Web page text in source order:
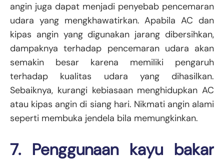
angin juga dapat menjadi penyebab pencemaran
udara yang mengkhawatirkan. Apabila AC dan
kipas angin yang digunakan jarang dibersihkan,
dampaknya terhadap pencemaran udara akan
semakin besar karena memiliki pengaruh
terhadap kualitas udara yang dihasilkan.
Sebaiknya, kurangi kebiasaan menghidupkan AC
atau kipas angin di siang hari. Nikmati angin alami
seperti membuka jendela bila memungkinkan.
7. Penggunaan kayu bakar